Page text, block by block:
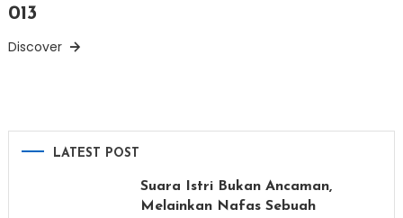
013
Discover
LATEST POST
Suara Istri Bukan Ancaman,
Melainkan Nafas Sebuah